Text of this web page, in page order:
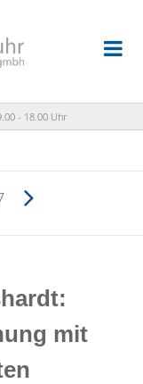
- 18.00 Uhr
mit